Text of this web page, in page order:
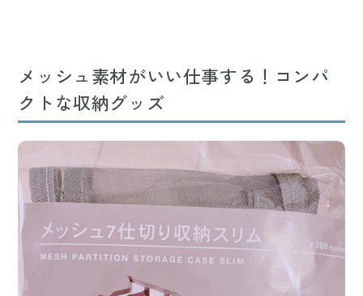
メッシュ素材がいい仕事する！コンパ
クトな収納グッズ